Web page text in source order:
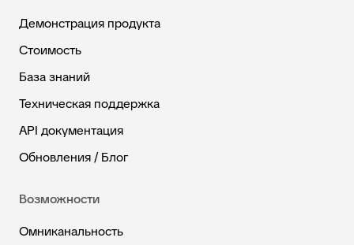
Демонстрация продукта
Стоимость
База знаний
Техническая поддержка
API документация
Обновления / Блог
Возможности
Омниканальность